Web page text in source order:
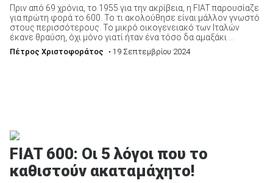
Πριν από 69 χρόνια, το 1955 για την ακρίβεια, η FIAT παρουσίαζε
για πρώτη φορά το 600. Το τι ακολούθησε είναι μάλλον γνωστό
στους περισσότερους. Το μικρό οικογενειακό των Ιταλών
έκανε θραύση, όχι μόνο γιατί ήταν ένα τόσο δα αμαξάκι ...
Πέτρος Χριστοφοράτος • 19 Σεπτεμβρίου 2024
FIAT 600: Οι 5 λόγοι που το
καθιστούν ακαταμάχητο!